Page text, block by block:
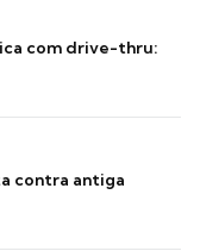
com drive-thru:
contra antiga